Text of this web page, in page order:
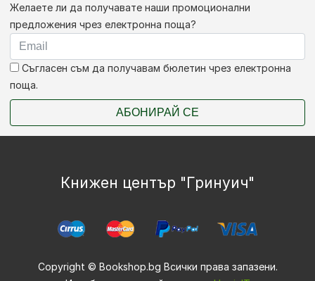
Желаете ли да получавате наши промоционални
предложения чрез електронна поща?
Съгласен съм да получавам бюлетин чрез електронна
поща.
АБОНИРАЙ СЕ
Книжен център "Гринуич"
Copyright © Bookshop.bg Всички права запазени.